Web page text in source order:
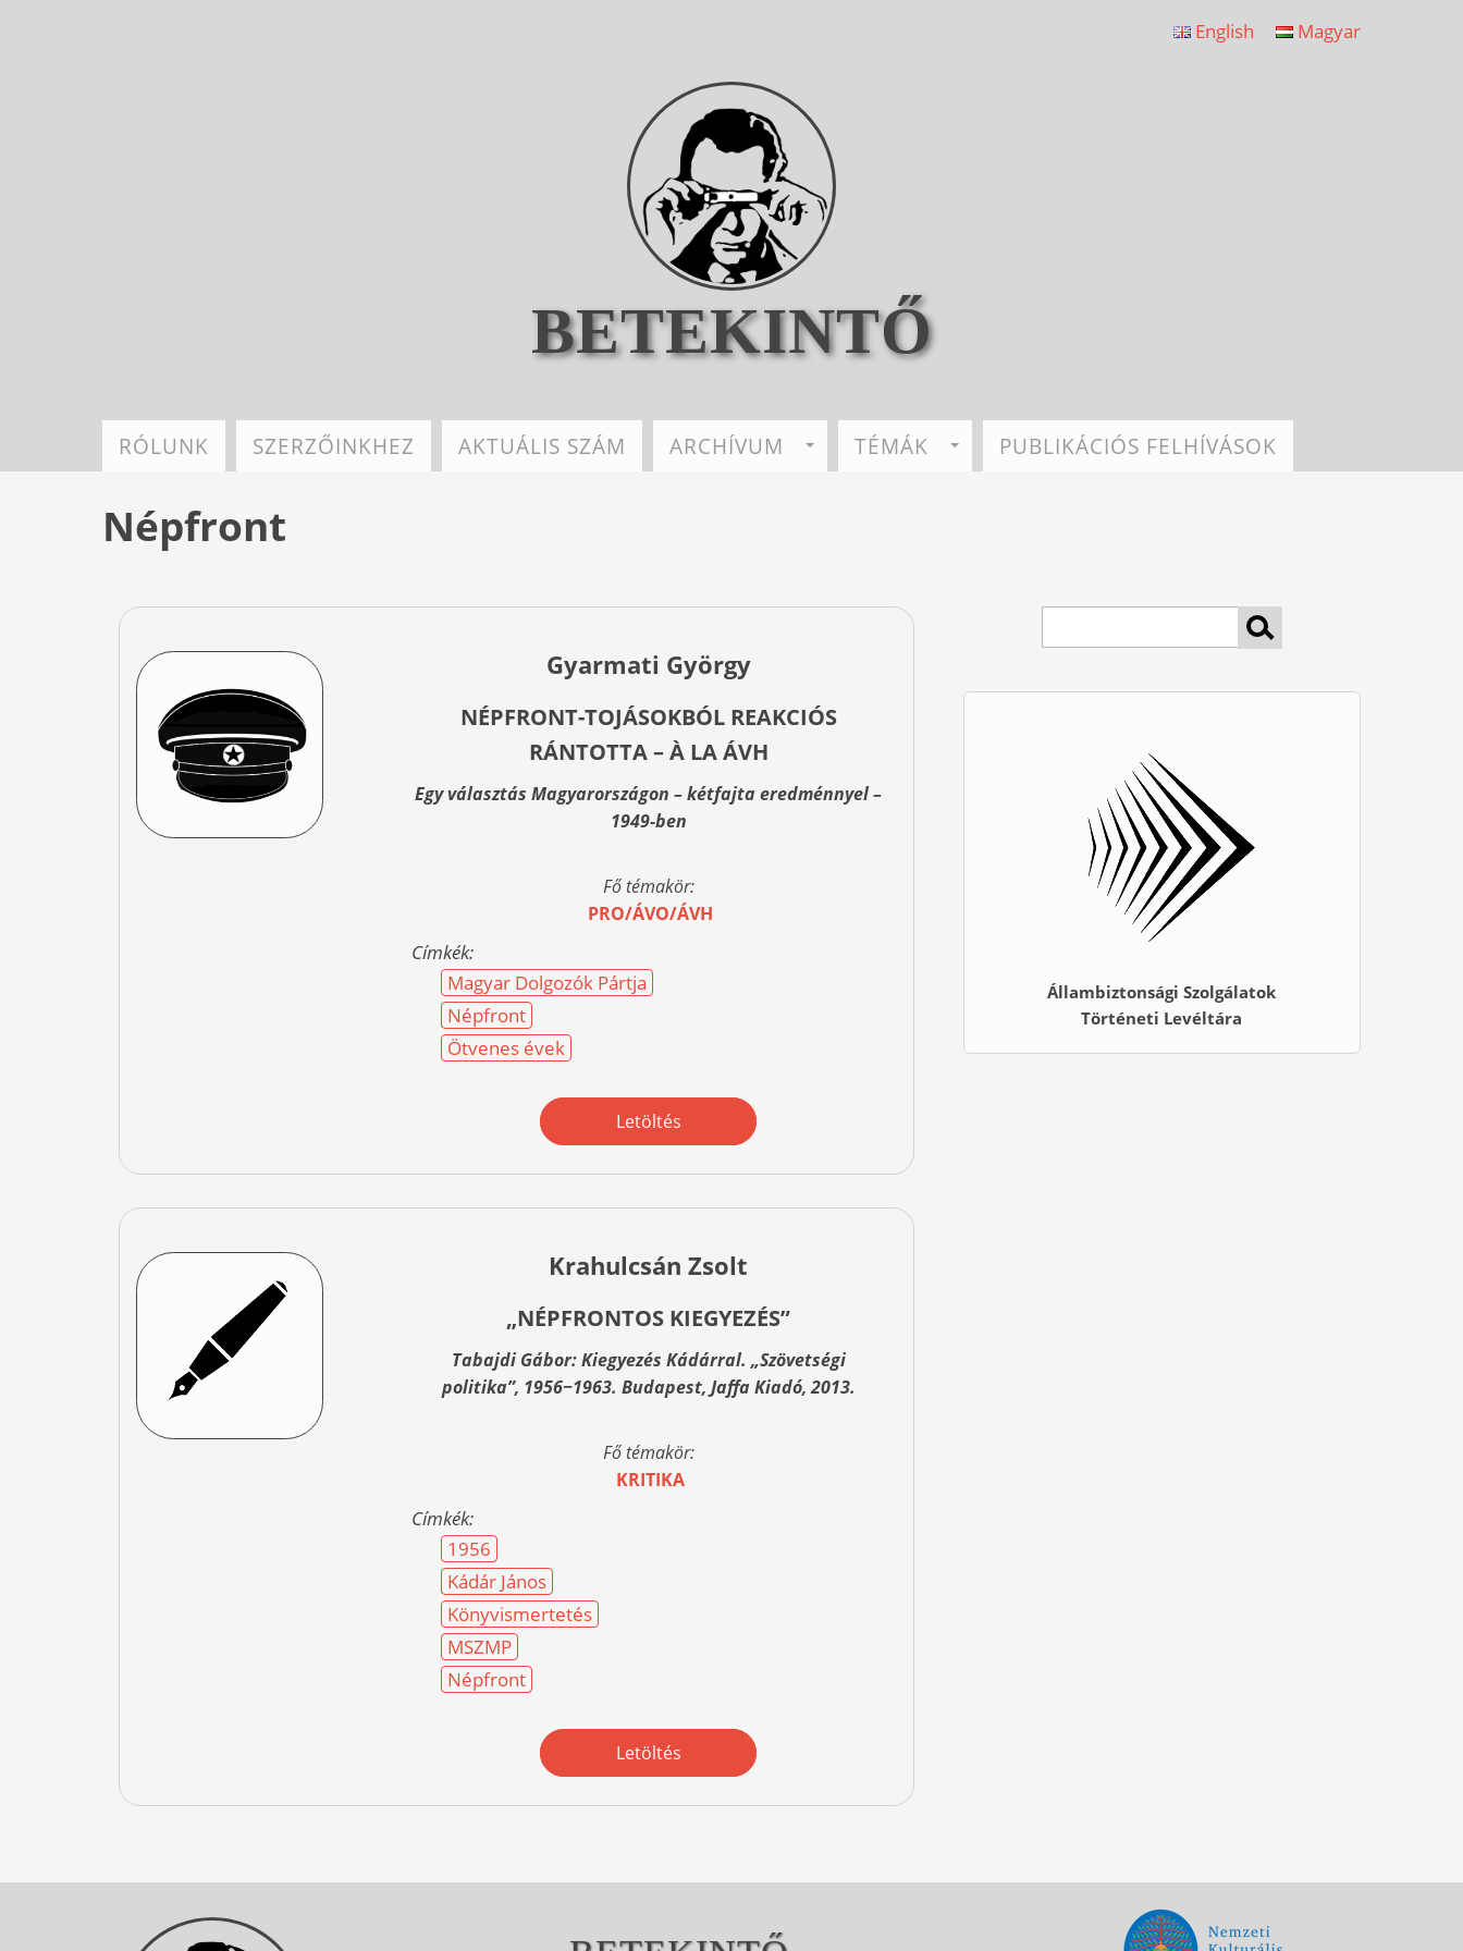
English Magyar
BETEKINTŐ
RÓLUNK SZERZŐINKHEZ AKTUÁLIS SZÁM ARCHÍVUM TÉMÁK PUBLIKÁCIÓS FELHÍVÁSOK
Népfront
Gyarmati György
NÉPFRONT-TOJÁSOKBÓL REAKCIÓS
RÁNTOTTA – À LA ÁVH
Egy választás Magyarországon – kétfajta eredménnyel –
1949-ben
Fő témakör:
PRO/ÁVO/ÁVH
Címkék:
Magyar Dolgozók Pártja
Népfront
Ötvenes évek
Letöltés
Krahulcsán Zsolt
„NÉPFRONTOS KIEGYEZÉS”
Tabajdi Gábor: Kiegyezés Kádárral. „Szövetségi
politika”, 1956−1963. Budapest, Jaffa Kiadó, 2013.
Fő témakör:
KRITIKA
Címkék:
1956
Kádár János
Könyvismertetés
MSZMP
Népfront
Letöltés
Állambiztonsági Szolgálatok
Történeti Levéltára